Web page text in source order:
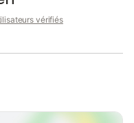
vérifiés